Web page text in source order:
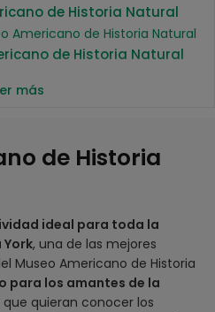
de Historia Natural
Americano de Historia Natural
de Historia Natural
de Historia Natural
más
de Historia
ideal para toda la
York, una de las mejores
Museo Americano de Historia
para los amantes de la
quieran conocer los